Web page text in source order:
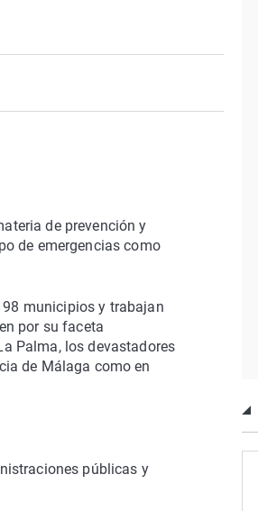
de prevención y
de emergencias como
municipios y trabajan
por su faceta
Palma, los devastadores
de Málaga como en
públicas y